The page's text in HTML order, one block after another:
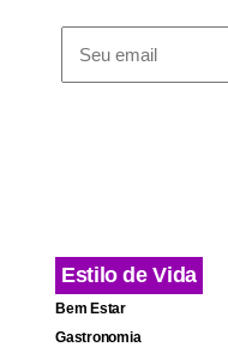
Estilo de Vida
Bem Estar
Gastronomia